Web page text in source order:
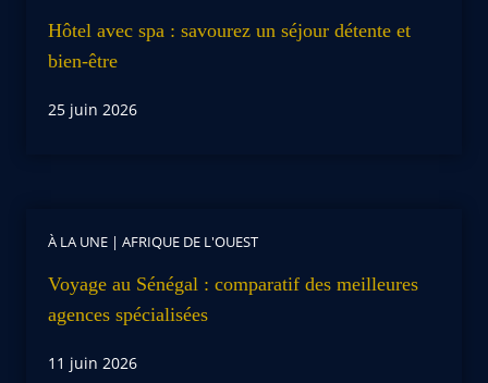
Hôtel avec spa : savourez un séjour détente et
bien-être
25 juin 2026
À LA UNE | AFRIQUE DE L'OUEST
Voyage au Sénégal : comparatif des meilleures
agences spécialisées
11 juin 2026